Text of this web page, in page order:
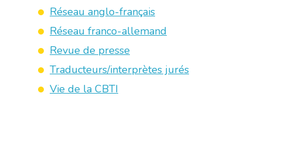
Réseau anglo-français
Réseau franco-allemand
Revue de presse
Traducteurs/interprètes jurés
Vie de la CBTI